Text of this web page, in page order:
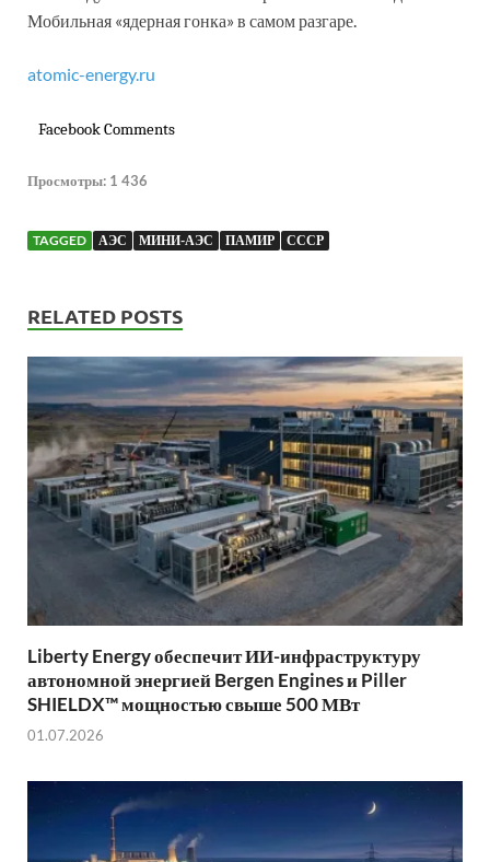
Мобильная «ядерная гонка» в самом разгаре.
atomic-energy.ru
Facebook Comments
Просмотры: 1 436
TAGGED АЭС МИНИ-АЭС ПАМИР СССР
RELATED POSTS
Liberty Energy обеспечит ИИ-инфраструктуру
автономной энергией Bergen Engines и Piller
SHIELDX™ мощностью свыше 500 МВт
01.07.2026